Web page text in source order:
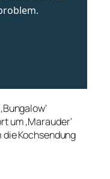
um ‚Marauder‘
Kochsendung